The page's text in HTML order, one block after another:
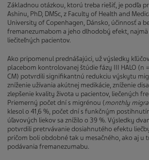
Základnou otázkou, ktorú treba riešiť, je podľa
Ashinu, PhD, DMSc, z Faculty of Health and
University of Copenhagen, Dánsko, účinnosť a
fremanezumabom a jeho dlhodobý efekt,
liečiteľných pacientov.
Ako pripomenul prednášajúci, už výsledky
placebom kontrolovanej štúdie fázy III HALO (n =
CM) potvrdili signifikantnú redukciu výskytu
zníženie užívania akútnej medikácie, zníženie
zlepšenie kvality života u pacientov, liečených
Priemerný počet dní s migrénou (monthly
klesol o 41,6 %, počet dní s funkčným
úľavových liekov sa znížilo o 39 %. Výsledky
potvrdili pretrvávanie dosiahnutého efektu
pričom boli obdobné tak u mesačného, ako aj u
podávania fremanezumabu.